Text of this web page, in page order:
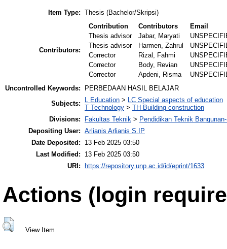
Item Type: Thesis (Bachelor/Skripsi)
Contributors:
Contribution Contributors
Email
Thesis advisor
Jabar, Maryati
Thesis advisor
Harmen, Zahrul
Corrector
Rizal, Fahmi
Corrector
Body, Revian
Corrector
Apdeni, Risma
Uncontrolled Keywords:
PERBEDAAN HASIL BELAJAR
Subjects:
L Education > LC Special aspects of education
T Technology > TH Building construction
Divisions:
Fakultas Teknik > Pendidikan Teknik
Depositing User: Arlianis Arlianis S.IP
Date Deposited:
13 Feb 2025 03:50
Last Modified:
13 Feb 2025 03:50
URI:
https://repository.unp.ac.id/id/eprint/1633
Actions (login
View Item